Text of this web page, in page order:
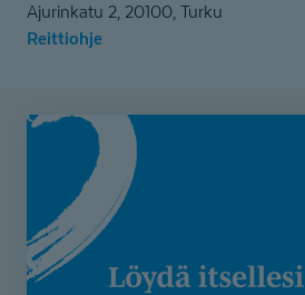
Ajurinkatu 2, 20100, Turku
Reittiohje